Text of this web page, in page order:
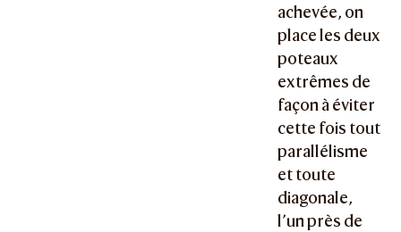
achevée, on
place les deux
poteaux
extrêmes de
façon à éviter
cette fois tout
parallélisme
et toute
diagonale,
l’un près de